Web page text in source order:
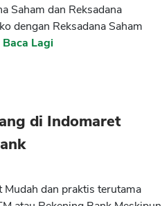
Saham dan Reksadana
dengan Reksadana Saham
Baca Lagi
di Indomaret
dan praktis terutama